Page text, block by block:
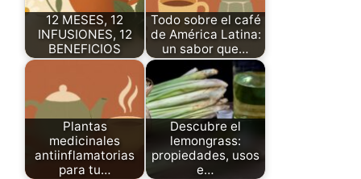
12 MESES, 12
INFUSIONES, 12
BENEFICIOS
Todo sobre el café
de América Latina:
un sabor que…
Plantas
medicinales
antiinflamatorias
para tu…
Descubre el
lemongrass:
propiedades, usos
e…